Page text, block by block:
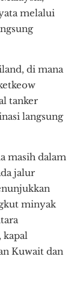
melalui
di mana
tanker
langsung
masih dalam
jalur
minyak
kapal
Kuwait dan